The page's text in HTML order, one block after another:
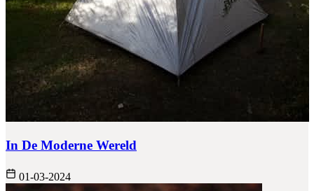
In De Moderne Wereld
01-03-2024